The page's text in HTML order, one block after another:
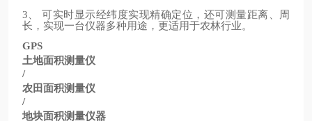
3
可实时显示经纬度实现精确定位，还可测量距离、周
长，实现一台仪器多种用途，更适用于农林行业。
GPS
土地面积测量仪
/
农田面积测量仪
/
地块面积测量仪器